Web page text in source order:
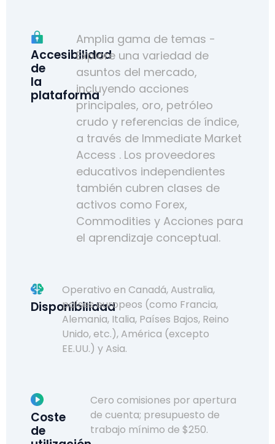
Accesibilidad
de
la
plataforma
Amplia gama de temas -
Explore una variedad de
asuntos del mercado,
incluyendo acciones
principales, oro, petróleo
crudo y referencias de índice,
a través de Immediate Market
Access . Los proveedores
educativos independientes
también cubren clases de
activos como Forex,
Commodities y Acciones para
el aprendizaje conceptual.
Disponibilidad
Operativo en Canadá, Australia,
países europeos (como Francia,
Alemania, Italia, Países Bajos, Reino
Unido, etc.), América (excepto
EE.UU.) y Asia.
Coste
de
Cero comisiones por apertura
de cuenta; presupuesto de
trabajo mínimo de $250.